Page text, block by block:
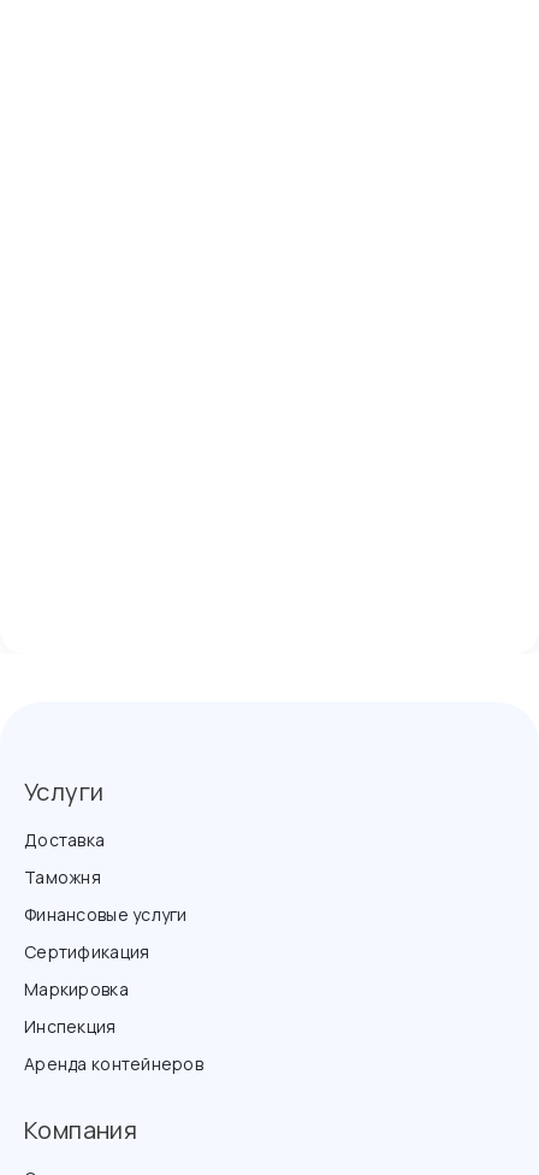
Услуги
Доставка
Таможня
Финансовые услуги
Сертификация
Маркировка
Инспекция
Аренда контейнеров
Компания